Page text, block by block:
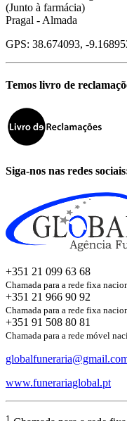
(Junto à farmácia)
Pragal - Almada
GPS: 38.674093, -
Temos livro de
Siga-nos nas redes
+351 21 099 63 68
Chamada para a rede fixa
+351 21 966 90 92
Chamada para a rede fixa
+351 91 508 80 81
Chamada para a rede móvel
www.funerariaglobal.pt
1